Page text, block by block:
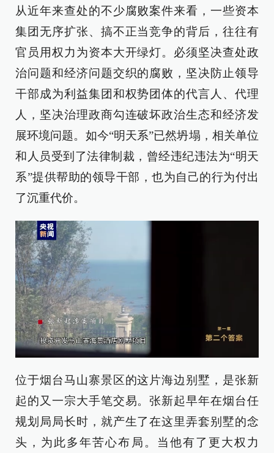
从近年来查处的不少腐败案件来看，一些资本
集团无序扩张、搞不正当竞争的背后，往往有
官员用权力为资本大开绿灯。必须坚决查处政
治问题和经济问题交织的腐败，坚决防止领导
干部成为利益集团和权势团体的代言人、代理
人，坚决治理政商勾连破坏政治生态和经济发
展环境问题。如今“明天系”已然坍塌，相关单位
和人员受到了法律制裁，曾经违纪违法为“明天
系”提供帮助的领导干部，也为自己的行为付出
了沉重代价。
位于烟台马山寨景区的这片海边别墅，是张新
起的又一宗大手笔交易。张新起早年在烟台任
规划局局长时，就产生了在这里弄套别墅的念
头，为此多年苦心布局。当他有了更大权力